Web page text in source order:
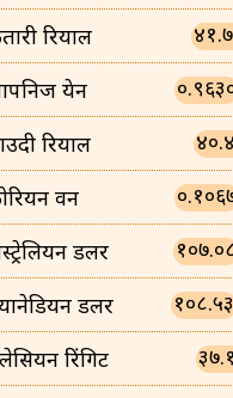
रियाल
येन
रियाल
वन
डलर
डलर १०८.५३
रिंगिट